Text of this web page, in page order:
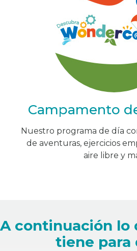
Campamento
Nuestro programa de día
de aventuras, ejercicios
aire libre y
A continuación lo
tiene para